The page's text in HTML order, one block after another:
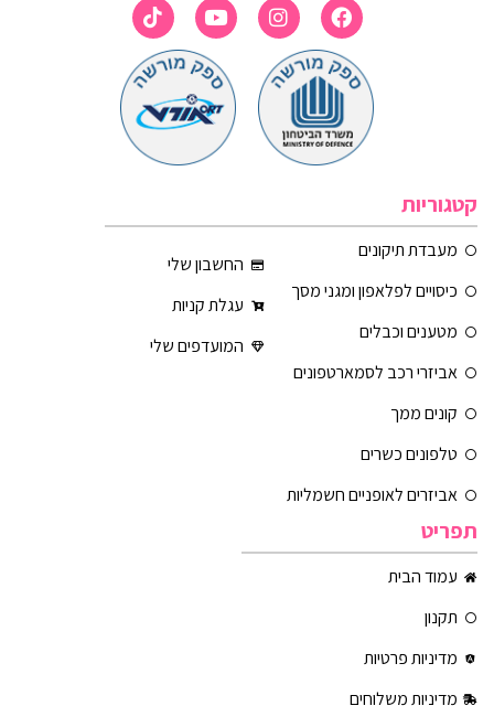
קטגוריות
מעבדת תיקונים
כיסויים לפלאפון ומגני מסך
מטענים וכבלים
אביזרי רכב לסמארטפונים
קונים ממך
טלפונים כשרים
אביזרים לאופניים חשמליות
החשבון שלי
עגלת קניות
המועדפים שלי
תפריט
עמוד הבית
תקנון
מדיניות פרטיות
מדיניות משלוחים